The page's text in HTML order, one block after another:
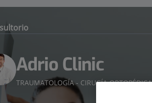
Adrio Clinic
TRAUMATOLOGÍA - CIRUGÍA